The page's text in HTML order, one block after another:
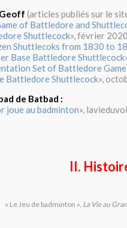
(articles publiés sur le
of Battledore and
Shuttlecock», février
Shuttlecoks from 1830 to
Base Battledore Shuttlecock
Set of Battledore Game
Battledore Shuttlecock»,
de Batbad :
joue au badminton»,
II.
« Le Jeu de badminton », La Vie au